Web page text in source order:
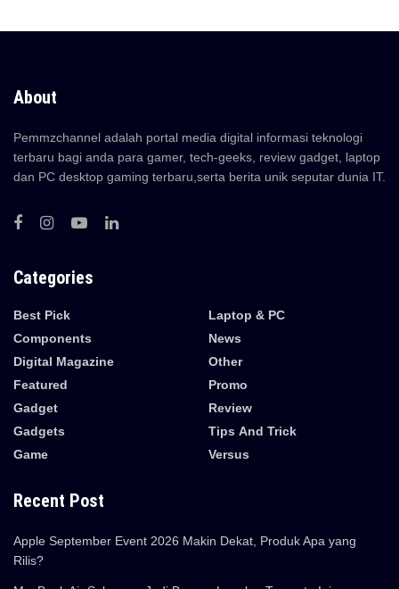
About
Pemmzchannel adalah portal media digital informasi teknologi
terbaru bagi anda para gamer, tech-geeks, review gadget, laptop
dan PC desktop gaming terbaru,serta berita unik seputar dunia IT.
Categories
Best Pick
Components
Digital Magazine
Featured
Gadget
Gadgets
Game
Laptop & PC
News
Other
Promo
Review
Tips And Trick
Versus
Recent Post
Apple September Event 2026 Makin Dekat, Produk Apa yang
Rilis?